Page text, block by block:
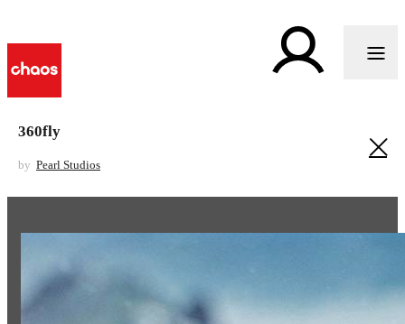
360fly
by Pearl Studios